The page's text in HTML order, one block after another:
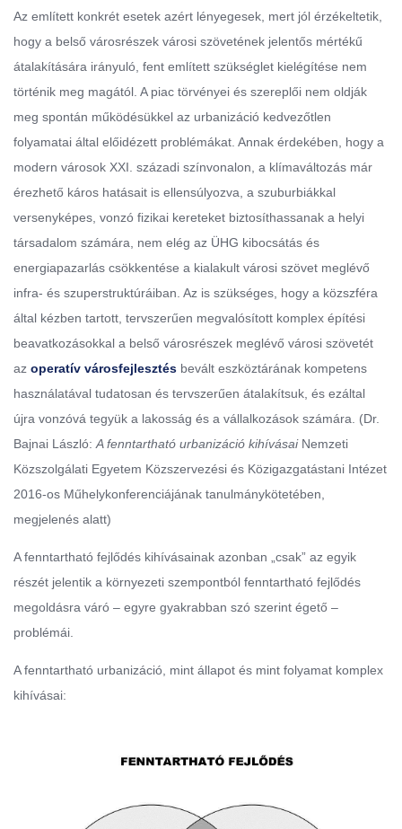
Az említett konkrét esetek azért lényegesek, mert jól érzékeltetik,
hogy a belső városrészek városi szövetének jelentős mértékű
átalakítására irányuló, fent említett szükséglet kielégítése nem
történik meg magától. A piac törvényei és szereplői nem oldják
meg spontán működésükkel az urbanizáció kedvezőtlen
folyamatai által előidézett problémákat. Annak érdekében, hogy a
modern városok XXI. századi színvonalon, a klímaváltozás már
érezhető káros hatásait is ellensúlyozva, a szuburbiákkal
versenyképes, vonzó fizikai kereteket biztosíthassanak a helyi
társadalom számára, nem elég az ÜHG kibocsátás és
energiapazarlás csökkentése a kialakult városi szövet meglévő
infra- és szuperstruktúráiban. Az is szükséges, hogy a közszféra
által kézben tartott, tervszerűen megvalósított komplex építési
beavatkozásokkal a belső városrészek meglévő városi szövetét
az operatív városfejlesztés bevált eszköztárának kompetens
használatával tudatosan és tervszerűen átalakítsuk, és ezáltal
újra vonzóvá tegyük a lakosság és a vállalkozások számára. (Dr.
Bajnai László: A fenntartható urbanizáció kihívásai Nemzeti
Közszolgálati Egyetem Közszervezési és Közigazgatástani Intézet
2016-os Műhelykonferenciájának tanulmánykötetében,
megjelenés alatt)
A fenntartható fejlődés kihívásainak azonban „csak” az egyik
részét jelentik a környezeti szempontból fenntartható fejlődés
megoldásra váró – egyre gyakrabban szó szerint égető –
problémái.
A fenntartható urbanizáció, mint állapot és mint folyamat komplex
kihívásai: